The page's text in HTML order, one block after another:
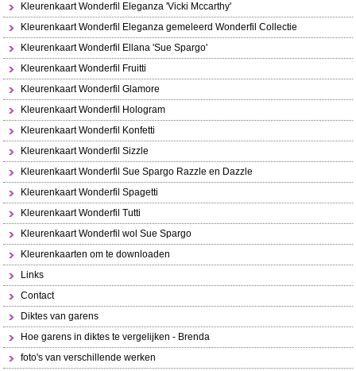
Kleurenkaart Wonderfil Eleganza 'Vicki Mccarthy'
Kleurenkaart Wonderfil Eleganza gemeleerd Wonderfil Collectie
Kleurenkaart Wonderfil Ellana 'Sue Spargo'
Kleurenkaart Wonderfil Fruitti
Kleurenkaart Wonderfil Glamore
Kleurenkaart Wonderfil Hologram
Kleurenkaart Wonderfil Konfetti
Kleurenkaart Wonderfil Sizzle
Kleurenkaart Wonderfil Sue Spargo Razzle en Dazzle
Kleurenkaart Wonderfil Spagetti
Kleurenkaart Wonderfil Tutti
Kleurenkaart Wonderfil wol Sue Spargo
Kleurenkaarten om te downloaden
Links
Contact
Diktes van garens
Hoe garens in diktes te vergelijken - Brenda
foto's van verschillende werken